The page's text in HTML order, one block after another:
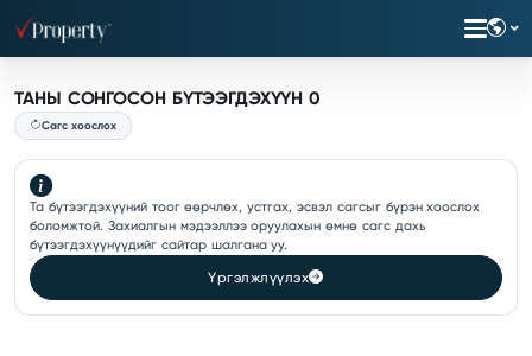
ТАНЫ СОНГОСОН БҮТЭЭГДЭХҮҮН 0
Сагс хоослох
Та бүтээгдэхүүний тоог өөрчлөх, устгах, эсвэл сагсыг бүрэн хоослох
боломжтой. Захиалгын мэдээллээ оруулахын өмнө сагс дахь
бүтээгдэхүүнүүдийг сайтар шалгана уу.
Үргэлжлүүлэх